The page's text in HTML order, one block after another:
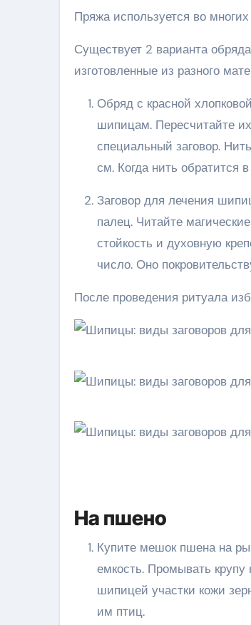
Пряжа используется во
Существует 2 варианта
изготовленные из разного
Обряд с красной
шипицам. Пересчитайте
специальный заговор.
см. Когда нить обратится
Заговор для лечения
палец. Читайте
стойкость и духовную
число. Оно
После проведения ритуала
На пшено
Купите мешок пшена на
емкость. Промывать
шипицей участки кожи
им птиц.